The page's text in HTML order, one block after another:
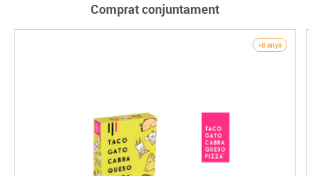
Comprat conjuntament
+8 anys